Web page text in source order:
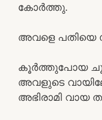
കോർത്തു.
അവളെ പതിയെ
കൂർത്തുപോയ
അവളുടെ
അഭിരാമി വായ